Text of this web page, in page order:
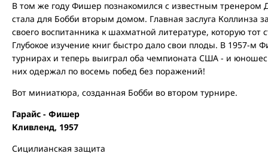
В том же году Фишер познакомился с известным тренером
стала для Бобби вторым домом. Главная заслуга Коллинза
своего воспитанника к шахматной литературе, которую тот
Глубокое изучение книг быстро дало свои плоды. В 1957-м
турнирах и теперь выиграл оба чемпионата США - и
них одержал по восемь побед без поражений!
Вот миниатюра, созданная Бобби во втором турнире.
Гарайс - Фишер
Кливленд, 1957
Сицилианская защита